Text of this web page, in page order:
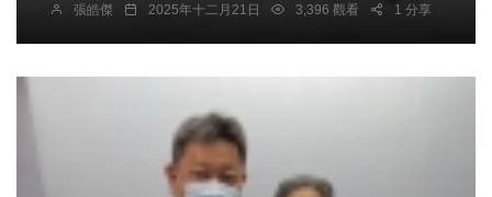
張皓傑 2025年十二月21日 3,396 觀看 1 分享